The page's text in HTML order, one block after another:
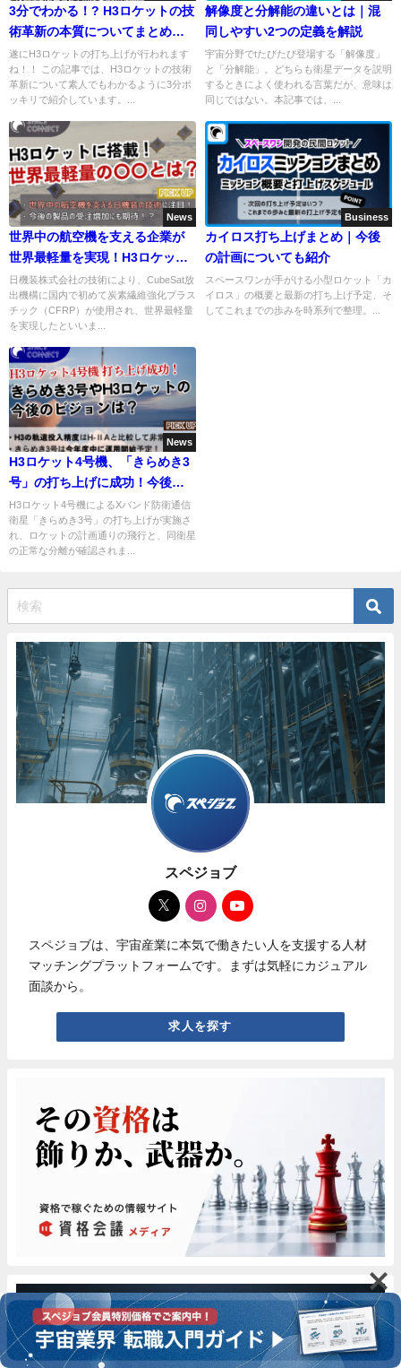
3分でわかる！? H3ロケットの技
術革新の本質についてまとめて
みた
遂にH3ロケットの打ち上げが行われます
ね！！ この記事では、H3ロケットの技術
革新について素人でもわかるように3分ポ
ッキリで紹介しています。...
解像度と分解能の違いとは｜混
同しやすい2つの定義を解説
宇宙分野でtたびたび登場する「解像度」
と「分解能」。どちらも衛星データを説明
するときによく使われる言葉だが、意味は
同じではない。本記事では、...
News
世界中の航空機を支える企業が
世界最軽量を実現！H3ロケット
で宇宙に運ばれた技術とは
日機装株式会社の技術により、CubeSat放
出機構に国内で初めて炭素繊維強化プラス
チック（CFRP）が使用され、世界最軽量
を実現したといいま...
Business
カイロス打ち上げまとめ｜今後
の計画についても紹介
スペースワンが手がける小型ロケット「カ
イロス」の概要と最新の打ち上げ予定、そ
してこれまでの歩みを時系列で整理。...
News
H3ロケット4号機、「きらめき3
号」の打ち上げに成功！今後の
展開は？
H3ロケット4号機によるXバンド防衛通信
衛星「きらめき3号」の打ち上げが実施さ
れ、ロケットの計画通りの飛行と、同衛星
の正常な分離が確認されま...
スペジョブ
スペジョブは、宇宙産業に本気で働きたい人を支援する人材
マッチングプラットフォームです。まずは気軽にカジュアル
面談から。
求人を探す